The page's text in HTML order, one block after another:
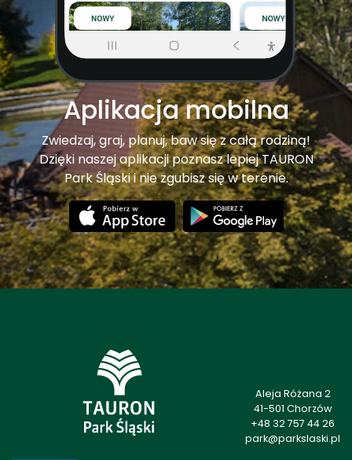
Aplikacja mobilna
Zwiedzaj, graj, planuj, baw się z całą rodziną!
Dzięki naszej aplikacji poznasz lepiej TAURON
Park Śląski i nie zgubisz się w terenie.
Aleja Różana 2
41-501 Chorzów
+48 32 757 44 26
park@parkslaski.pl